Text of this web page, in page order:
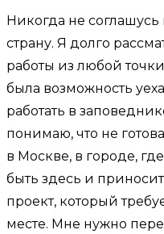
Никогда не
страну. Я долго
работы из любой
была возможность
работать в
понимаю, что не
в Москве, в городе,
быть здесь и
проект, который
месте. Мне нужно